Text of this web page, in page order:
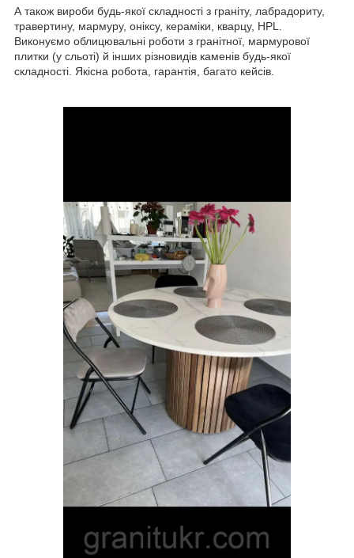
А також вироби будь-якої складності з граніту, лабрадориту,
травертину, мармуру, оніксу, кераміки, кварцу, HPL.
Виконуємо облицювальні роботи з гранітної, мармурової
плитки (у сльоті) й інших різновидів каменів будь-якої
складності. Якісна робота, гарантія, багато кейсів.